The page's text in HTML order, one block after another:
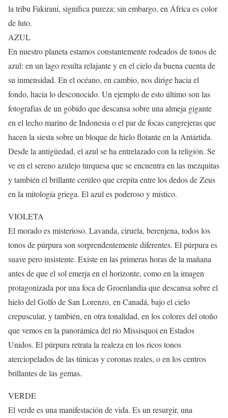
la tribu Fakirani, significa pureza; sin embargo, en África es color
de luto.
AZUL
En nuestro planeta estamos constantemente rodeados de tonos de
azul: en un lago resulta relajante y en el cielo da buena cuenta de
su inmensidad. En el océano, en cambio, nos dirige hacia el
fondo, hacia lo desconocido. Un ejemplo de esto último son las
fotografías de un góbido que descansa sobre una almeja gigante
en el lecho marino de Indonesia o el par de focas cangrejeras que
hacen la siesta sobre un bloque de hielo flotante en la Antártida.
Desde la antigüedad, el azul se ha entrelazado con la religión. Se
ve en el sereno azulejo turquesa que se encuentra en las mezquitas
y también el brillante cerúleo que crepita entre los dedos de Zeus
en la mitología griega. El azul es poderoso y místico.
VIOLETA
El morado es misterioso. Lavanda, ciruela, berenjena, todos los
tonos de púrpura son sorprendentemente diferentes. El púrpura es
suave pero insistente. Existe en las primeras horas de la mañana
antes de que el sol emerja en el horizonte, como en la imagen
protagonizada por una foca de Groenlandia que descansa sobre el
hielo del Golfo de San Lorenzo, en Canadá, bajo el cielo
crepuscular, y también, en otra tonalidad, en los colores del otoño
que vemos en la panorámica del río Missisquoi en Estados
Unidos. El púrpura retrata la realeza en los ricos tonos
aterciopelados de las túnicas y coronas reales, o en los centros
brillantes de las gemas.
VERDE
El verde es una manifestación de vida. Es un resurgir, una